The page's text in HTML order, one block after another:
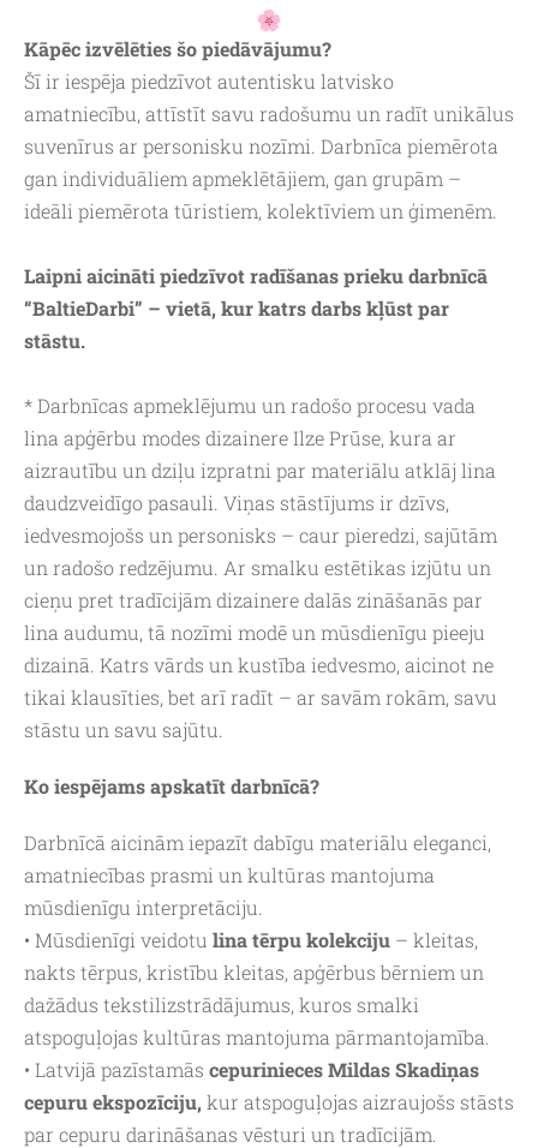
Kāpēc izvēlēties šo piedāvājumu?
Šī ir iespēja piedzīvot autentisku latvisko
amatniecību, attīstīt savu radošumu un radīt unikālus
suvenīrus ar personisku nozīmi. Darbnīca piemērota
gan individuāliem apmeklētājiem, gan grupām –
ideāli piemērota tūristiem, kolektīviem un ģimenēm.
Laipni aicināti piedzīvot radīšanas prieku darbnīcā
“BaltieDarbi” – vietā, kur katrs darbs kļūst par
stāstu.
* Darbnīcas apmeklējumu un radošo procesu vada
lina apģērbu modes dizainere Ilze Prūse, kura ar
aizrautību un dziļu izpratni par materiālu atklāj lina
daudzveidīgo pasauli. Viņas stāstījums ir dzīvs,
iedvesmojošs un personisks – caur pieredzi, sajūtām
un radošo redzējumu. Ar smalku estētikas izjūtu un
cieņu pret tradīcijām dizainere dalās zināšanās par
lina audumu, tā nozīmi modē un mūsdienīgu pieeju
dizainā. Katrs vārds un kustība iedvesmo, aicinot ne
tikai klausīties, bet arī radīt – ar savām rokām, savu
stāstu un savu sajūtu.
Ko iespējams apskatīt darbnīcā?
Darbnīcā aicinām iepazīt dabīgu materiālu eleganci,
amatniecības prasmi un kultūras mantojuma
mūsdienīgu interpretāciju.
• Mūsdienīgi veidotu lina tērpu kolekciju – kleitas,
nakts tērpus, kristību kleitas, apģērbus bērniem un
dažādus tekstilizstrādājumus, kuros smalki
atspoguļojas kultūras mantojuma pārmantojamība.
• Latvijā pazīstamās cepurinieces Mildas Skadiņas
cepuru ekspozīciju, kur atspoguļojas aizraujošs stāsts
par cepuru darināšanas vēsturi un tradīcijām.